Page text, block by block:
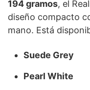
194 gramos, el
diseño compacto
mano. Está
Suede Grey
Pearl White